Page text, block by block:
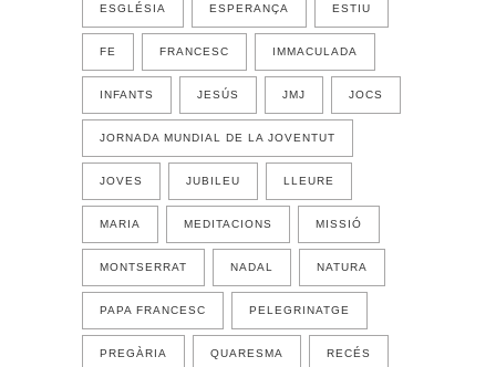
ESGLÉSIA ESPERANÇA ESTIU
FE FRANCESC IMMACULADA
INFANTS JESÚS JMJ JOCS
JORNADA MUNDIAL DE LA JOVENTUT
JOVES JUBILEU LLEURE
MARIA MEDITACIONS MISSIÓ
MONTSERRAT NADAL NATURA
PAPA FRANCESC PELEGRINATGE
PREGÀRIA QUARESMA RECÉS